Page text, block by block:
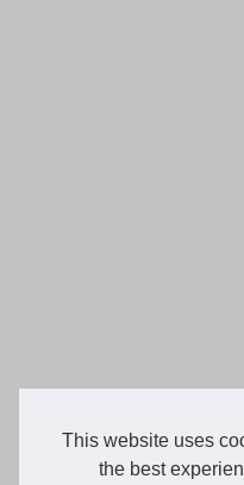
This website uses
the best